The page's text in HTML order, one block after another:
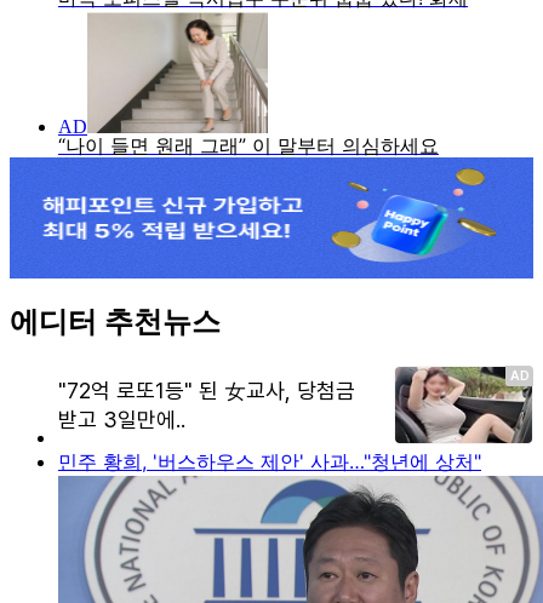
에디터 추천뉴스
민주 황희, '버스하우스 제안' 사과…"청년에 상처"